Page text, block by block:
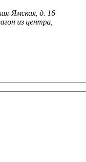
Ямская, д. 16
из центра,